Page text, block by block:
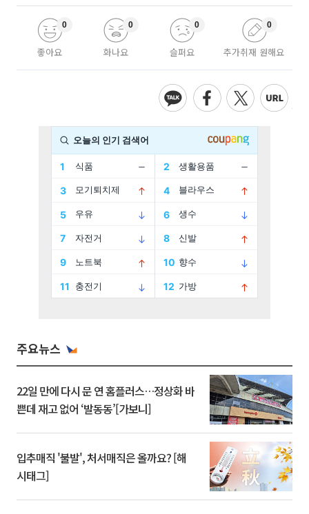
좋아요
0
화나요
0
슬퍼요
0
추가취재 원해요
0
주요뉴스
22일 만에 다시 문 연 홈플러스…정상화 바
쁜데 재고 없어 ‘발동동’[가보니]
입추매직 '불발', 처서매직은 올까요? [해
시태그]